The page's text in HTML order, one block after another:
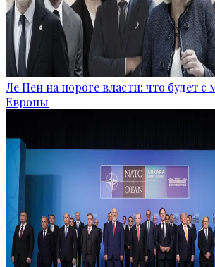
Ле Пен на пороге власти: что будет с
Европы